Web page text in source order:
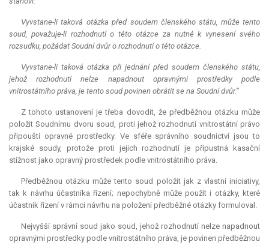
Vyvstane-li taková otázka před soudem členského státu, může tento
soud, považuje-li rozhodnutí o této otázce za nutné k vynesení svého
rozsudku, požádat Soudní dvůr o rozhodnutí o této otázce.
Vyvstane-li taková otázka při jednání před soudem členského státu,
jehož rozhodnutí nelze napadnout opravnými prostředky podle
vnitrostátního práva, je tento soud povinen obrátit se na Soudní dvůr.“
Z tohoto ustanovení je třeba dovodit, že předběžnou otázku může
položit Soudnímu dvoru soud, proti jehož rozhodnutí vnitrostátní právo
připouští opravné prostředky. Ve sféře správního soudnictví jsou to
krajské soudy, protože proti jejich rozhodnutí je přípustná kasační
stížnost jako opravný prostředek podle vnitrostátního práva.
Předběžnou otázku může tento soud položit jak z vlastní iniciativy,
tak k návrhu účastníka řízení; nepochybně může použít i otázky, které
účastník řízení v rámci návrhu na položení předběžné otázky formuloval.
Nejvyšší správní soud jako soud, jehož rozhodnutí nelze napadnout
opravnými prostředky podle vnitrostátního práva, je povinen předběžnou